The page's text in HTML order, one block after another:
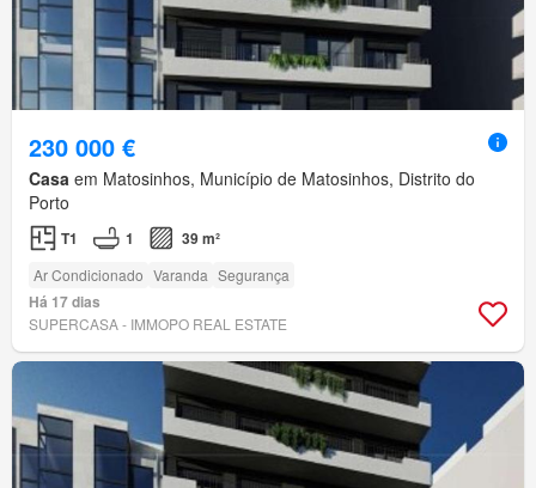
230 000 €
Casa em Matosinhos, Município de Matosinhos, Distrito do
Porto
T1 1 39 m²
Ar Condicionado Varanda Segurança
Há 17 dias
SUPERCASA - IMMOPO REAL ESTATE